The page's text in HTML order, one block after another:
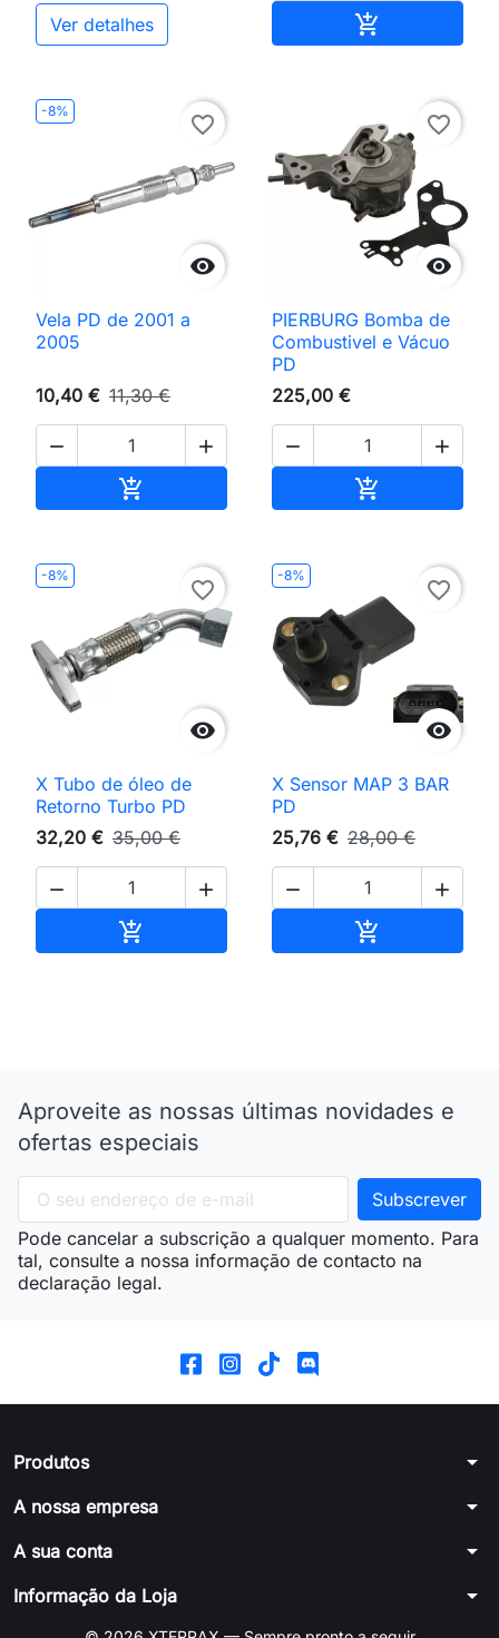
Ver detalhes 
-8%

favorite_border
Vela PD de 2001 a
2005
10,40 € 11,30 €
 


favorite_border
PIERBURG Bomba de
Combustivel e Vácuo
PD
225,00 €
 

-8%

favorite_border
X Tubo de óleo de
Retorno Turbo PD
32,20 € 35,00 €
 

-8%

favorite_border
X Sensor MAP 3 BAR
PD
25,76 € 28,00 €
 

Aproveite as nossas últimas novidades e
ofertas especiais
Pode cancelar a subscrição a qualquer momento. Para
tal, consulte a nossa informação de contacto na
declaração legal.
Produtos arrow_drop_down
A nossa empresa arrow_drop_down
A sua conta arrow_drop_down
Informação da Loja arrow_drop_down